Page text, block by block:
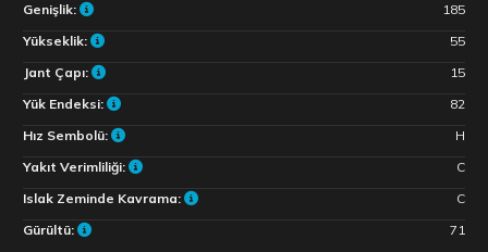
Genişlik:
185
Yükseklik:
55
Jant Çapı:
15
Yük Endeksi:
82
Hız Sembolü:
H
Yakıt Verimliliği:
C
Islak Zeminde Kavrama:
C
Gürültü:
71